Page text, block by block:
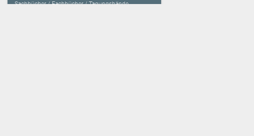
Sachbücher / Fachbücher / Tagungsbände